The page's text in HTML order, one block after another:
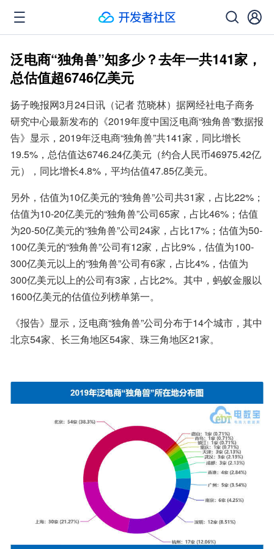
泛电商“独角兽”知多少？去年一共141家，
总估值超6746亿美元
扬子晚报网3月24日讯（记者 范晓林）据网经社电子商务
研究中心最新发布的《2019年度中国泛电商“独角兽”数据报
告》显示，2019年泛电商“独角兽”共141家，同比增长
19.5%，总估值达6746.24亿美元（约合人民币46975.42亿
元），同比增长4.8%，平均估值47.85亿美元。
另外，估值为10亿美元的“独角兽”公司共31家，占比22%；
估值为10-20亿美元的“独角兽”公司65家，占比46%；估值
为20-50亿美元的“独角兽”公司24家，占比17%；估值为50-
100亿美元的“独角兽”公司有12家，占比9%，估值为100-
300亿美元以上的“独角兽”公司有6家，占比4%，估值为
300亿美元以上的公司有3家，占比2%。其中，蚂蚁金服以
1600亿美元的估值位列榜单第一。
《报告》显示，泛电商“独角兽”公司分布于14个城市，其中
北京54家、长三角地区54家、珠三角地区21家。